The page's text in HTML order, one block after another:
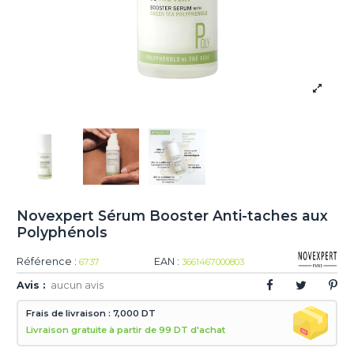
Novexpert Sérum Booster Anti-taches aux
Polyphénols
Référence : 6737 EAN : 3661467000803
Avis : aucun avis
Frais de livraison : 7,000 DT
Livraison gratuite à partir de 99 DT d'achat